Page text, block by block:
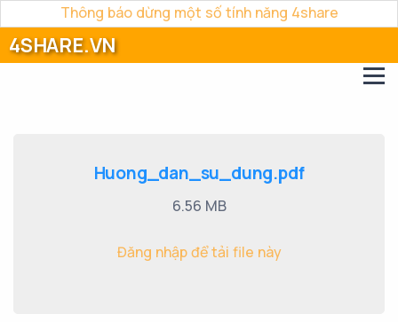
Thông báo dừng một số tính năng 4share
4SHARE.VN
Huong_dan_su_dung.pdf
6.56 MB
Đăng nhập để tải file này